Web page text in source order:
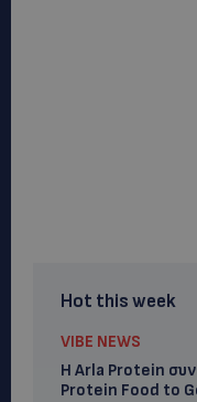
Hot this week
VIBE NEWS
Η Arla Protein
Protein Food to